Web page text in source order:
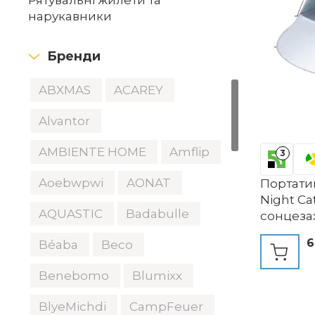
нарукавники
Бренди
ABXMAS ACAREY
Alvantor
AMBIENTE HOME Amflip
Aoebwpwi AONAT
AQUASTIC Badabulle
Béaba Beco
Benebomo Blumixx
BlyeMichdi CampFeuer
3
Night
осіб із
вікна,